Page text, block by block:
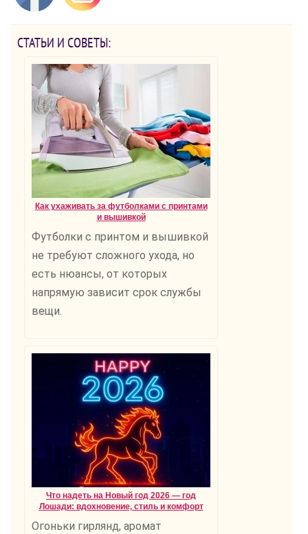
СТАТЬИ И СОВЕТЫ:
Как ухаживать за футболками с принтами
и вышивкой
Футболки с принтом и вышивкой
не требуют сложного ухода, но
есть нюансы, от которых
напрямую зависит срок службы
вещи.
Что надеть на Новый год 2026 — год
Лошади: вдохновение, стиль и комфорт
Огоньки гирлянд, аромат